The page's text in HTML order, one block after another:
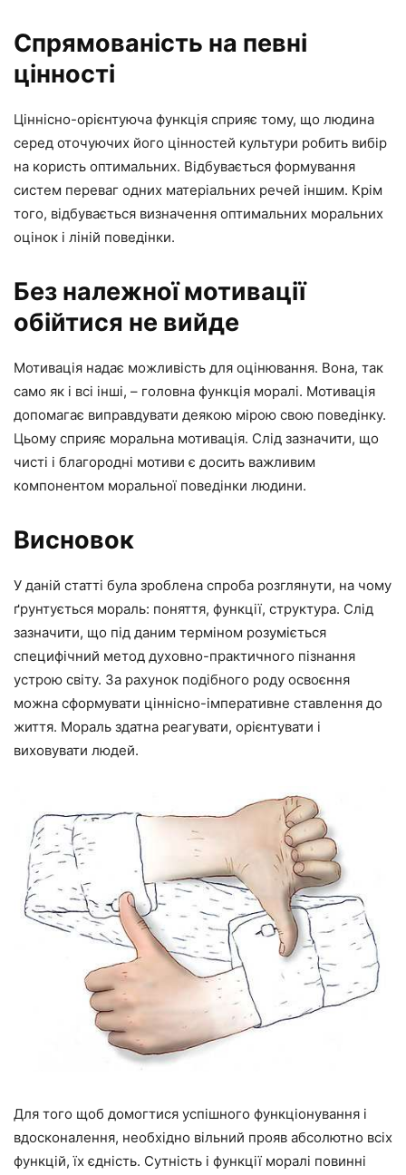
Спрямованість на певні
цінності
Ціннісно-орієнтуюча функція сприяє тому, що людина
серед оточуючих його цінностей культури робить вибір
на користь оптимальних. Відбувається формування
систем переваг одних матеріальних речей іншим. Крім
того, відбувається визначення оптимальних моральних
оцінок і ліній поведінки.
Без належної мотивації
обійтися не вийде
Мотивація надає можливість для оцінювання. Вона, так
само як і всі інші, – головна функція моралі. Мотивація
допомагає виправдувати деякою мірою свою поведінку.
Цьому сприяє моральна мотивація. Слід зазначити, що
чисті і благородні мотиви є досить важливим
компонентом моральної поведінки людини.
Висновок
У даній статті була зроблена спроба розглянути, на чому
ґрунтується мораль: поняття, функції, структура. Слід
зазначити, що під даним терміном розуміється
специфічний метод духовно-практичного пізнання
устрою світу. За рахунок подібного роду освоєння
можна сформувати ціннісно-імперативне ставлення до
життя. Мораль здатна реагувати, орієнтувати і
виховувати людей.
Для того щоб домогтися успішного функціонування і
вдосконалення, необхідно вільний прояв абсолютно всіх
функцій, їх єдність. Сутність і функції моралі повинні